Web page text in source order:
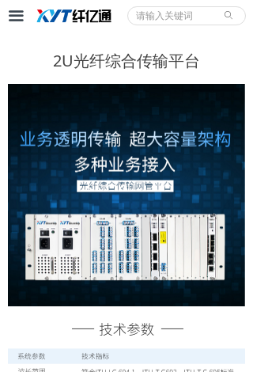
ꄙ
끀
首页
产品中心
解决方案
技术支持
价格/方案
关于我们
2U光纤综合传输平台